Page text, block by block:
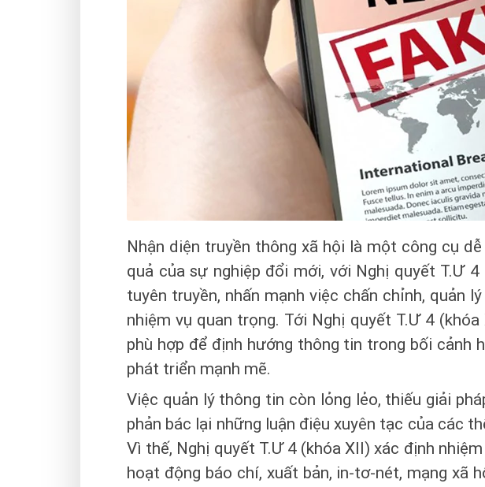
Nhận diện truyền thông xã hội là một công cụ
quả của sự nghiệp đổi mới, với Nghị quyết T.Ư
tuyên truyền, nhấn mạnh việc chấn chỉnh, quản
nhiệm vụ quan trọng. Tới Nghị quyết T.Ư 4
phù hợp để định hướng thông tin trong bối cảnh
phát triển mạnh mẽ.
Việc quản lý thông tin còn lỏng lẻo, thiếu giải
phản bác lại những luận điệu xuyên tạc của các
Vì thế, Nghị quyết T.Ư 4 (khóa XII) xác định
hoạt động báo chí, xuất bản, in-tơ-nét, mạng xã